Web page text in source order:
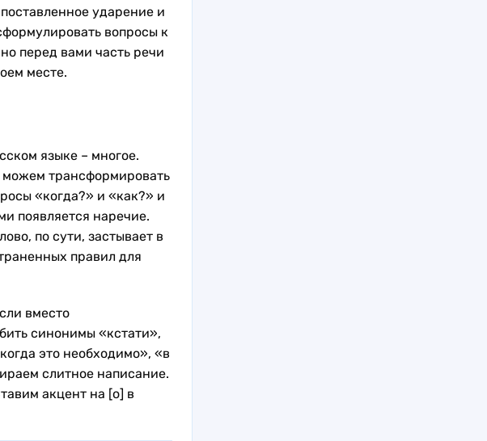
ударение и
вопросы к
перед вами часть речи
месте.
языке – многое.
трансформировать
«когда?» и «как?» и
появляется наречие.
по сути, застывает в
правил для
вместо
синонимы «кстати»,
это необходимо», «в
слитное написание.
акцент на [о] в